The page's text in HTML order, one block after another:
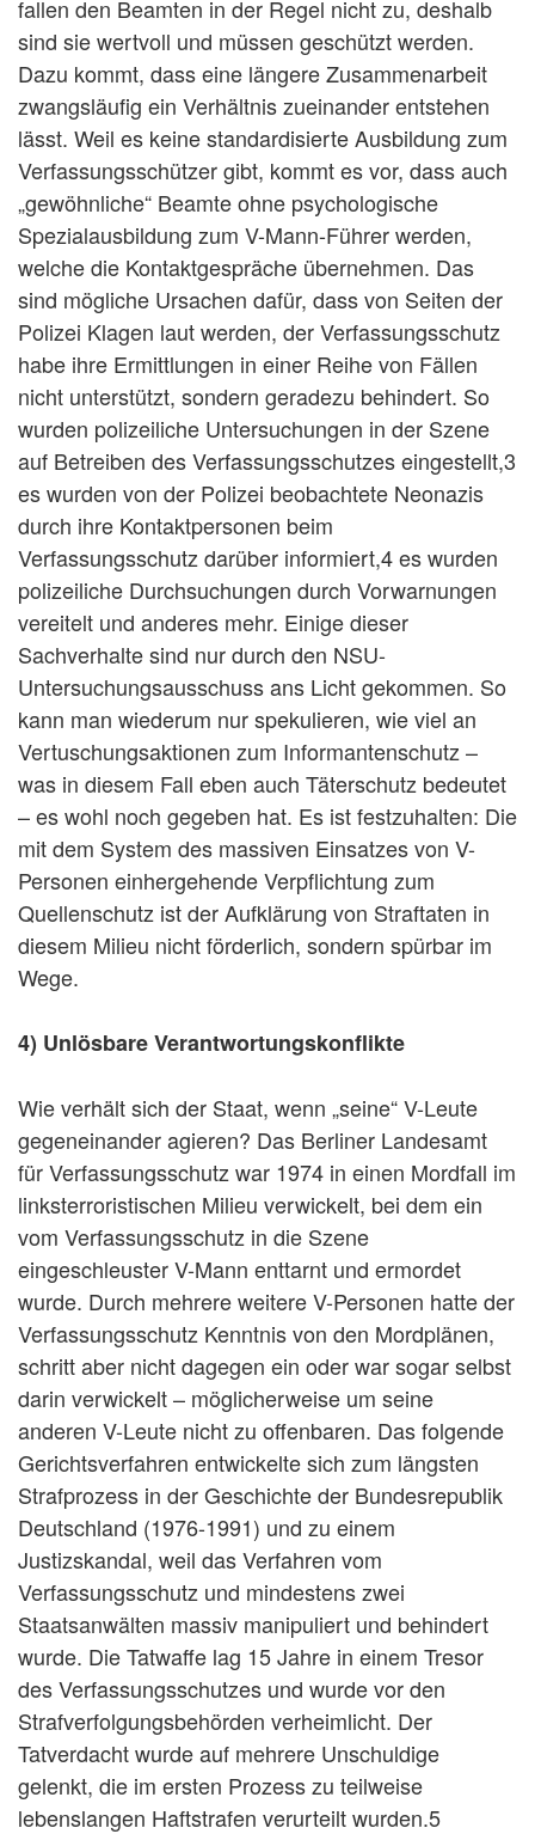
fallen den Beamten in der Regel nicht zu, deshalb
sind sie wertvoll und müssen geschützt werden.
Dazu kommt, dass eine längere Zusammenarbeit
zwangsläufig ein Verhältnis zueinander entstehen
lässt. Weil es keine standardisierte Ausbildung zum
Verfassungsschützer gibt, kommt es vor, dass auch
„gewöhnliche“ Beamte ohne psychologische
Spezialausbildung zum V-Mann-Führer werden,
welche die Kontaktgespräche übernehmen. Das
sind mögliche Ursachen dafür, dass von Seiten der
Polizei Klagen laut werden, der Verfassungsschutz
habe ihre Ermittlungen in einer Reihe von Fällen
nicht unterstützt, sondern geradezu behindert. So
wurden polizeiliche Untersuchungen in der Szene
auf Betreiben des Verfassungsschutzes eingestellt,3
es wurden von der Polizei beobachtete Neonazis
durch ihre Kontaktpersonen beim
Verfassungsschutz darüber informiert,4 es wurden
polizeiliche Durchsuchungen durch Vorwarnungen
vereitelt und anderes mehr. Einige dieser
Sachverhalte sind nur durch den NSU-
Untersuchungsausschuss ans Licht gekommen. So
kann man wiederum nur spekulieren, wie viel an
Vertuschungsaktionen zum Informantenschutz –
was in diesem Fall eben auch Täterschutz bedeutet
– es wohl noch gegeben hat. Es ist festzuhalten: Die
mit dem System des massiven Einsatzes von V-
Personen einhergehende Verpflichtung zum
Quellenschutz ist der Aufklärung von Straftaten in
diesem Milieu nicht förderlich, sondern spürbar im
Wege.
4) Unlösbare Verantwortungskonflikte
Wie verhält sich der Staat, wenn „seine“ V-Leute
gegeneinander agieren? Das Berliner Landesamt
für Verfassungsschutz war 1974 in einen Mordfall im
linksterroristischen Milieu verwickelt, bei dem ein
vom Verfassungsschutz in die Szene
eingeschleuster V-Mann enttarnt und ermordet
wurde. Durch mehrere weitere V-Personen hatte der
Verfassungsschutz Kenntnis von den Mordplänen,
schritt aber nicht dagegen ein oder war sogar selbst
darin verwickelt – möglicherweise um seine
anderen V-Leute nicht zu offenbaren. Das folgende
Gerichtsverfahren entwickelte sich zum längsten
Strafprozess in der Geschichte der Bundesrepublik
Deutschland (1976-1991) und zu einem
Justizskandal, weil das Verfahren vom
Verfassungsschutz und mindestens zwei
Staatsanwälten massiv manipuliert und behindert
wurde. Die Tatwaffe lag 15 Jahre in einem Tresor
des Verfassungsschutzes und wurde vor den
Strafverfolgungsbehörden verheimlicht. Der
Tatverdacht wurde auf mehrere Unschuldige
gelenkt, die im ersten Prozess zu teilweise
lebenslangen Haftstrafen verurteilt wurden.5